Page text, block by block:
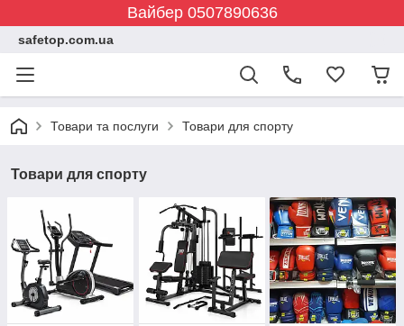
Вайбер 0507890636
safetop.com.ua
Товари та послуги Товари для спорту
Товари для спорту